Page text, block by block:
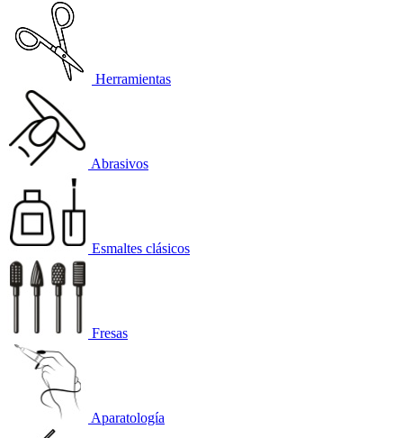
Herramientas
Abrasivos
Esmaltes clásicos
Fresas
Aparatología